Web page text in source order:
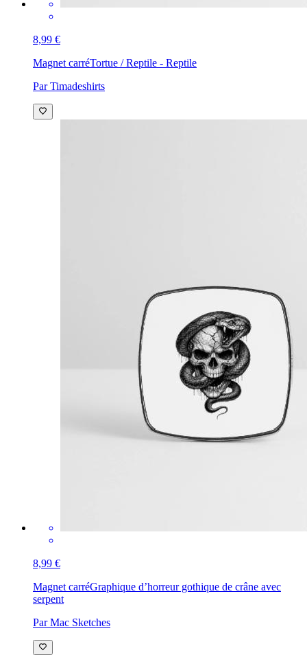
8,99 €
Magnet carréTortue / Reptile - Reptile
Par Timadeshirts
8,99 €
Magnet carréGraphique d’horreur gothique de crâne avec
serpent
Par Mac Sketches